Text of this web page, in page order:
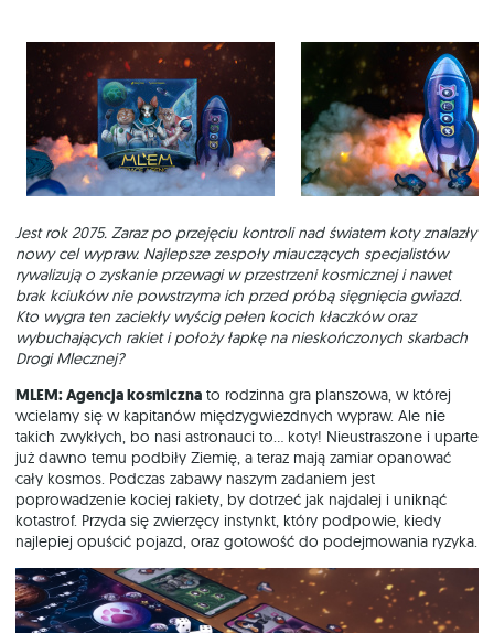
Jest rok 2075. Zaraz po przejęciu kontroli nad światem koty znalazły
nowy cel wypraw. Najlepsze zespoły miauczących specjalistów
rywalizują o zyskanie przewagi w przestrzeni kosmicznej i nawet
brak kciuków nie powstrzyma ich przed próbą sięgnięcia gwiazd.
Kto wygra ten zaciekły wyścig pełen kocich kłaczków oraz
wybuchających rakiet i położy łapkę na nieskończonych skarbach
Drogi Mlecznej?
MLEM: Agencja kosmiczna to rodzinna gra planszowa, w której
wcielamy się w kapitanów międzygwiezdnych wypraw. Ale nie
takich zwykłych, bo nasi astronauci to… koty! Nieustraszone i uparte
już dawno temu podbiły Ziemię, a teraz mają zamiar opanować
cały kosmos. Podczas zabawy naszym zadaniem jest
poprowadzenie kociej rakiety, by dotrzeć jak najdalej i uniknąć
kotastrof. Przyda się zwierzęcy instynkt, który podpowie, kiedy
najlepiej opuścić pojazd, oraz gotowość do podejmowania ryzyka.